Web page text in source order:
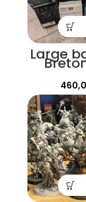
Large